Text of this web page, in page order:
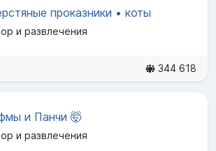
проказники • коты
и развлечения
344 618
и Панчи 🤯
и развлечения